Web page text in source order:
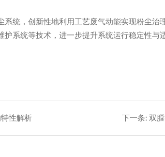
系统，创新性地利用工艺废气动能实现粉尘
护系统等技术，进一步提升系统运行稳定性
性解析 下一条: 双